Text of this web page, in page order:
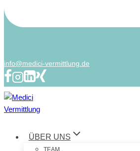
info@medici-vermittlung.de
ÜBER UNS
TEAM